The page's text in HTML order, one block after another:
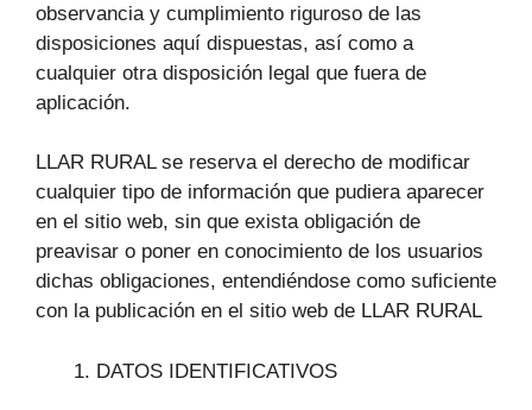
observancia y cumplimiento riguroso de las
disposiciones aquí dispuestas, así como a
cualquier otra disposición legal que fuera de
aplicación.
LLAR RURAL se reserva el derecho de modificar
cualquier tipo de información que pudiera aparecer
en el sitio web, sin que exista obligación de
preavisar o poner en conocimiento de los usuarios
dichas obligaciones, entendiéndose como suficiente
con la publicación en el sitio web de LLAR RURAL
DATOS IDENTIFICATIVOS